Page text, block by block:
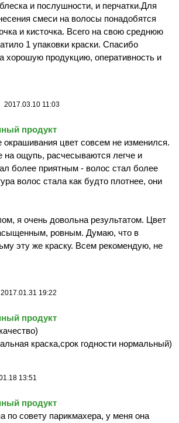
и послушности, и перчатки.Для
смеси на волосы понадобятся
и кисточка. Всего на свою среднюю
1 упаковки краски. Спасибо
хорошую продукцию, оперативность и
2017.03.10 11:03
продукт
окрашивания цвет совсем не изменился.
на ощупь, расчесываются легче и
более приятным - волос стал более
волос стала как будто плотнее, они
я очень довольна результатом. Цвет
ровным. Думаю, что в
эту же краску. Всем рекомендую, не
2017.01.31 19:22
продукт
краска,срок годности нормальный)
13:51
продукт
по совету парикмахера, у меня она